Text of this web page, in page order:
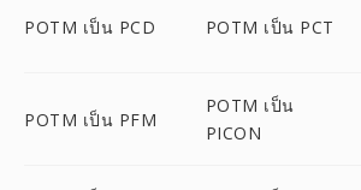
POTM เป็น PCD POTM เป็น PCT
POTM เป็น PFM
POTM เป็น
PICON